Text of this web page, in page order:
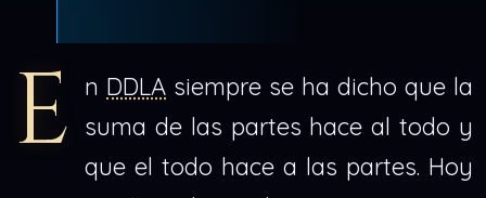
E n DDLA siempre se ha dicho que la
suma de las partes hace al todo y
que el todo hace a las partes. Hoy